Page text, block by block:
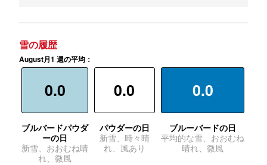
雪の履歴
August月1 週の平均：
0.0
ブルバードパウダ
ーの日
新雪、おおむね晴
れ、微風
0.0
パウダーの日
新雪、時々晴
れ、風あり
0.0
ブルーバードの日
平均的な雪、おおむね
晴れ、微風